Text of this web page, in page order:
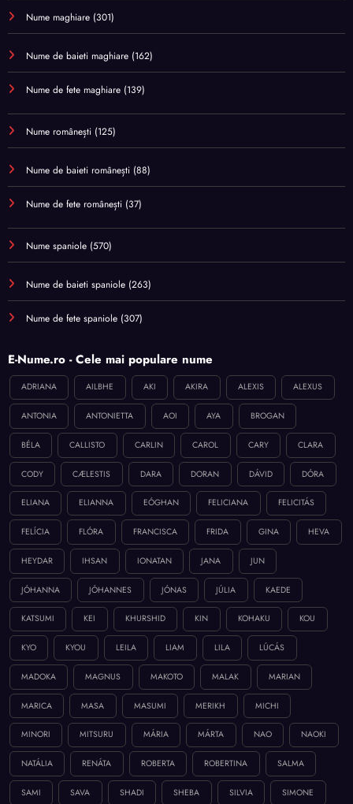
Nume maghiare (301)
Nume de baieti maghiare (162)
Nume de fete maghiare (139)
Nume românești (125)
Nume de baieti românești (88)
Nume de fete românești (37)
Nume spaniole (570)
Nume de baieti spaniole (263)
Nume de fete spaniole (307)
E-Nume.ro - Cele mai populare nume
ADRIANA AILBHE AKI AKIRA ALEXIS ALEXUS
ANTONIA ANTONIETTA AOI AYA BROGAN
BÉLA CALLISTO CARLIN CAROL CARY CLARA
CODY CÆLESTIS DARA DORAN DÁVID DÓRA
ELIANA ELIANNA EÓGHAN FELICIANA FELICITÁS
FELÍCIA FLÓRA FRANCISCA FRIDA GINA HEVA
HEYDAR IHSAN IONATAN JANA JUN
JÓHANNA JÓHANNES JÓNAS JÚLIA KAEDE
KATSUMI KEI KHURSHID KIN KOHAKU KOU
KYO KYOU LEILA LIAM LILA LÚCÁS
MADOKA MAGNUS MAKOTO MALAK MARIAN
MARICA MASA MASUMI MERIKH MICHI
MINORI MITSURU MÁRIA MÁRTA NAO NAOKI
NATÁLIA RENÁTA ROBERTA ROBERTINA SALMA
SAMI SAVA SHADI SHEBA SILVIA SIMONE